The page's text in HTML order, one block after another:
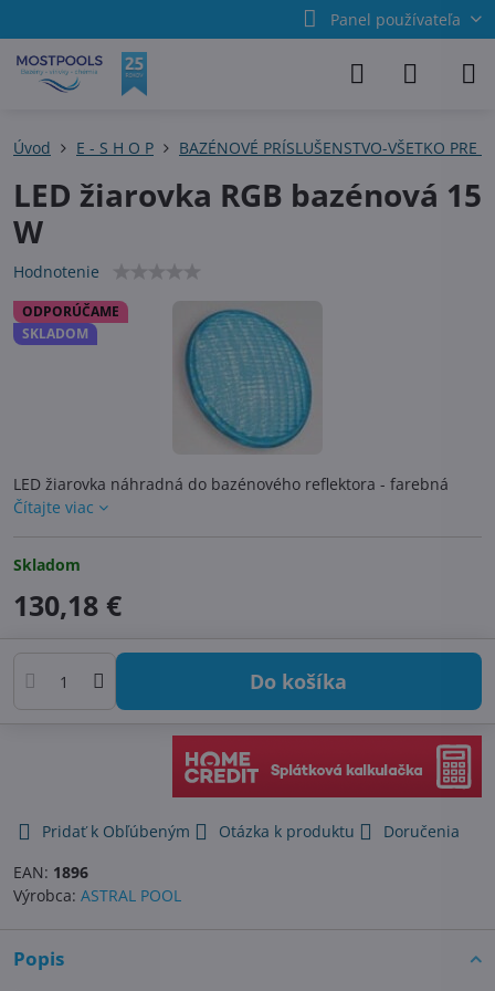
Panel používateľa
ODPORÚČAME
SKLADOM
Úvod E - S H O P BAZÉNOVÉ PRÍSLUŠENSTVO-VŠETKO PRE
LED žiarovka RGB bazénová 15
W
Hodnotenie
LED žiarovka náhradná do bazénového reflektora - farebná
Čítajte viac
Skladom
130,18 €
Do košíka
Pridať k Obľúbeným Otázka k produktu
Doručenia
EAN: 1896
Výrobca: ASTRAL POOL
Popis